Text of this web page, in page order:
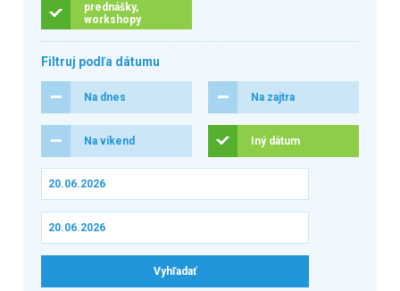
prednášky,
workshopy
Filtruj podľa dátumu
Na dnes Na zajtra
Na víkend Iný dátum